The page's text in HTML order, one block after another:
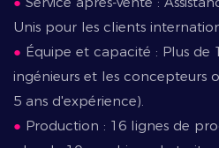
Unis pour les clients
● Équipe et capacité : Plus de
ingénieurs et les concepteurs
5 ans d'expérience).
● Production : 16 lignes de